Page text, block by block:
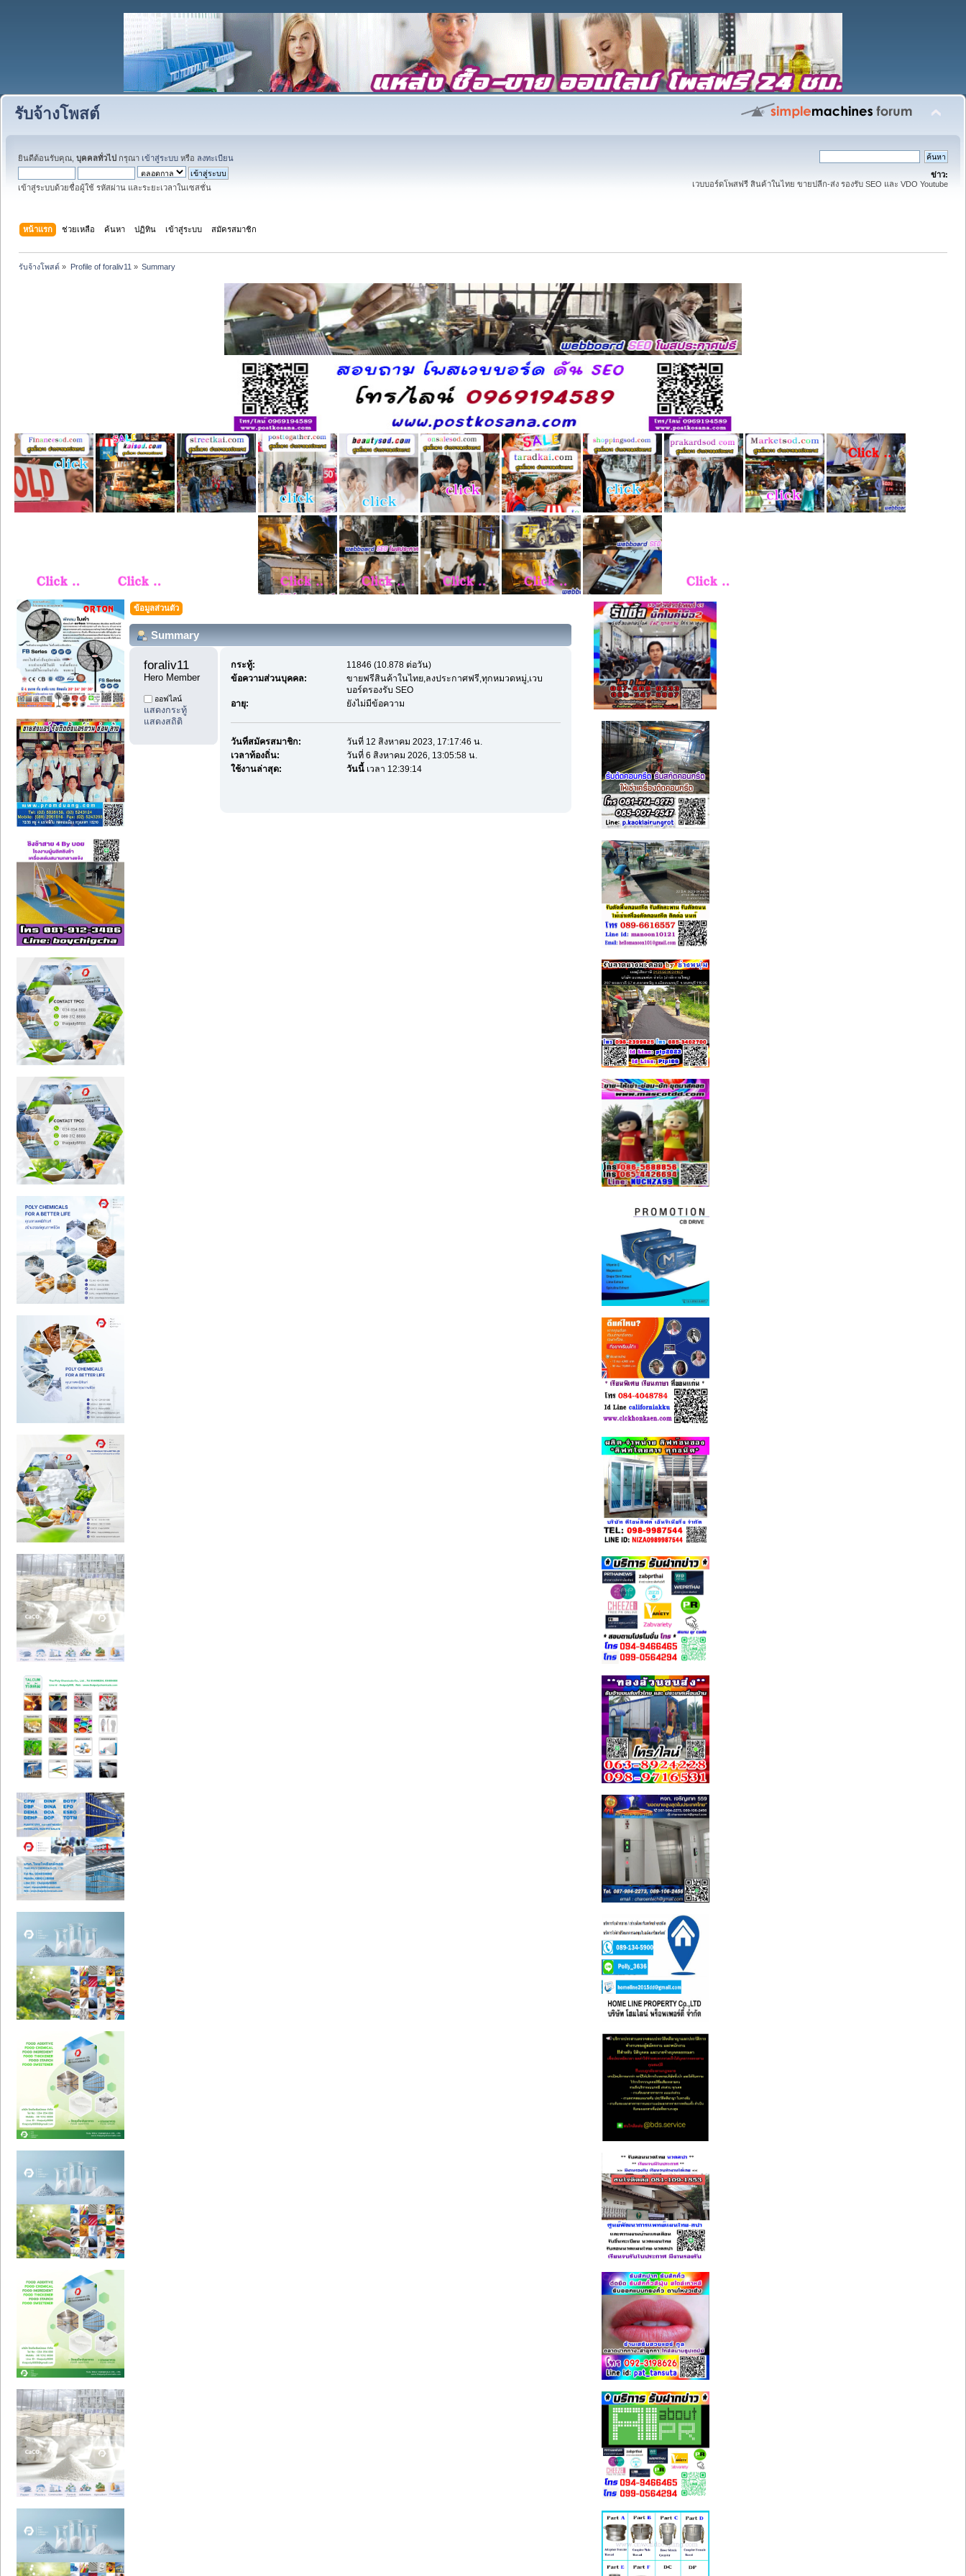
รับจ้างโพสต์
ยินดีต้อนรับคุณ, บุคคลทั่วไป กรุณา เข้าสู่ระบบ หรือ ลงทะเบียน
เข้าสู่ระบบด้วยชื่อผู้ใช้ รหัสผ่าน และระยะเวลาในเซสชั่น
ข่าว:
เวบบอร์ดโพสฟรี สินค้าในไทย ขายปลีก-ส่ง รองรับ SEO และ VDO Youtube
หน้าแรก ช่วยเหลือ ค้นหา ปฏิทิน เข้าสู่ระบบ สมัครสมาชิก
รับจ้างโพสต์ » Profile of foraliv11 » Summary
ข้อมูลส่วนตัว
Summary
foraliv11
Hero Member
ออฟไลน์
แสดงกระทู้
แสดงสถิติ
กระทู้:
11846 (10.878 ต่อวัน)
ข้อความส่วนบุคคล:
ขายฟรีสินค้าในไทย,ลงประกาศฟรี,ทุกหมวดหมู่,เวบ
บอร์ดรองรับ SEO
อายุ:
ยังไม่มีข้อความ
วันที่สมัครสมาชิก:
วันที่ 12 สิงหาคม 2023, 17:17:46 น.
เวลาท้องถิ่น:
วันที่ 6 สิงหาคม 2026, 13:05:58 น.
ใช้งานล่าสุด:
วันนี้เวลา 12:39:14